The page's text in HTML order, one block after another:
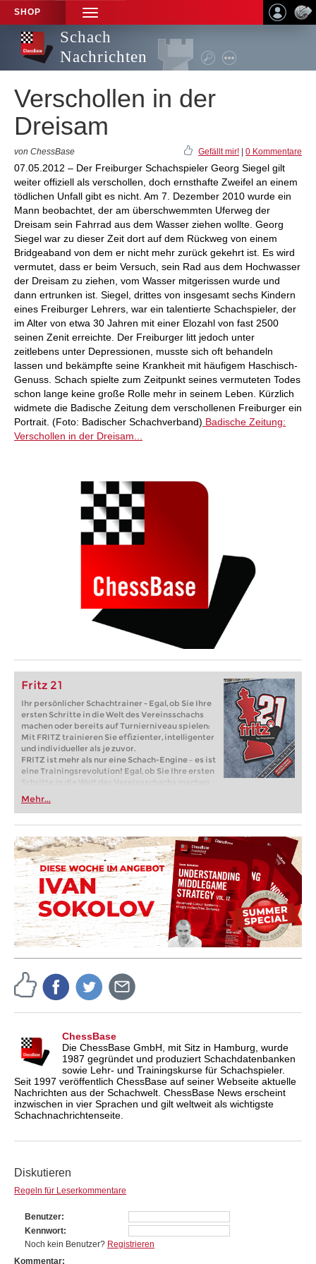
SHOP
TOGGLE
NAVIGATION
Schach
Nachrichten
Verschollen in der
Dreisam
von ChessBase Gefällt mir! 0 Kommentare
07.05.2012 – Der Freiburger Schachspieler Georg Siegel gilt
weiter offiziell als verschollen, doch ernsthafte Zweifel an einem
tödlichen Unfall gibt es nicht. Am 7. Dezember 2010 wurde ein
Mann beobachtet, der am überschwemmten Uferweg der
Dreisam sein Fahrrad aus dem Wasser ziehen wollte. Georg
Siegel war zu dieser Zeit dort auf dem Rückweg von einem
Bridgeaband von dem er nicht mehr zurück gekehrt ist. Es wird
vermutet, dass er beim Versuch, sein Rad aus dem Hochwasser
der Dreisam zu ziehen, vom Wasser mitgerissen wurde und
dann ertrunken ist. Siegel, drittes von insgesamt sechs Kindern
eines Freiburger Lehrers, war ein talentierte Schachspieler, der
im Alter von etwa 30 Jahren mit einer Elozahl von fast 2500
seinen Zenit erreichte. Der Freiburger litt jedoch unter
zeitlebens unter Depressionen, musste sich oft behandeln
lassen und bekämpfte seine Krankheit mit häufigem Haschisch-
Genuss. Schach spielte zum Zeitpunkt seines vermuteten Todes
schon lange keine große Rolle mehr in seinem Leben. Kürzlich
widmete die Badische Zeitung dem verschollenen Freiburger ein
Portrait. (Foto: Badischer Schachverband) Badische Zeitung:
Verschollen in der Dreisam...
Fritz 21
Ihr persönlicher Schachtrainer - Egal, ob Sie Ihre
ersten Schritte in die Welt des Vereinsschachs
machen oder bereits auf Turnierniveau spielen:
Mit FRITZ trainieren Sie effizienter, intelligenter
und individueller als je zuvor.
FRITZ ist mehr als nur eine Schach-Engine – es ist
eine Trainingsrevolution! Egal, ob Sie Ihre ersten
Schritte in die Welt des Vereinsschachs machen
oder bereits auf Turnierniveau spielen: Mit
FRITZ trainieren Sie effizienter, intelligenter und
individueller als je zuvor.
Mehr...
ChessBase
Die ChessBase GmbH, mit Sitz in Hamburg, wurde
1987 gegründet und produziert Schachdatenbanken
sowie Lehr- und Trainingskurse für Schachspieler.
Seit 1997 veröffentlich ChessBase auf seiner Webseite aktuelle
Nachrichten aus der Schachwelt. ChessBase News erscheint
inzwischen in vier Sprachen und gilt weltweit als wichtigste
Schachnachrichtenseite.
Diskutieren
Regeln für Leserkommentare
Benutzer
Kennwort
Noch kein Benutzer? Registrieren
Kommentar